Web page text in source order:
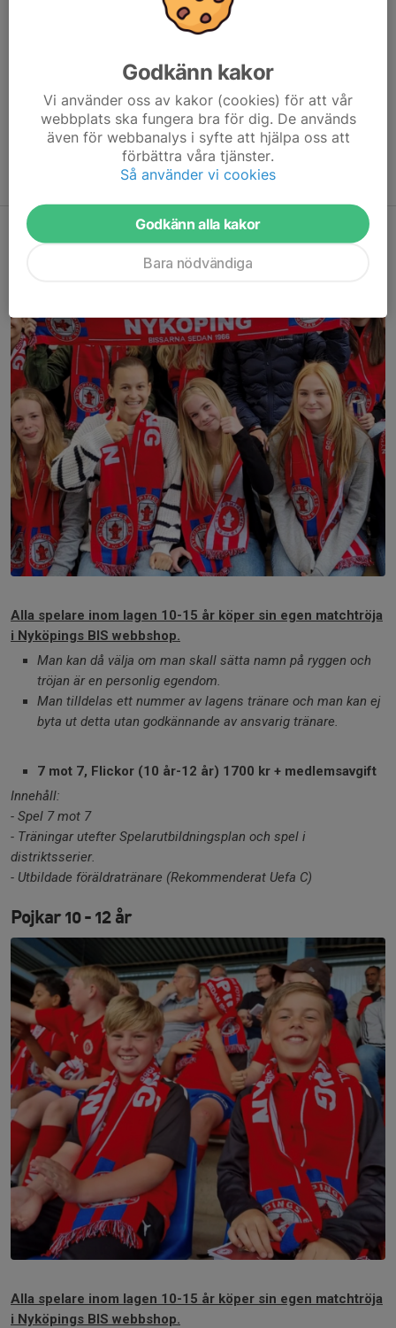
5 mot 5, Flickor och Pojkar (8-9 år) 1600 kr +
- Spel 5 mot 5
- Lån av matchtröja vid match.
- Träningar efter Spelarutbildningsplan och spel i zon och
- Grundutbildade föräldratränare (Rekommenderat SvFF D)
Flickor 10 år och äldre
Alla spelare inom lagen 10-15 år köper sin egen matchtröja
i Nyköpings BIS webbshop.
Man kan då välja om man skall sätta namn på ryggen och
tröjan är en personlig egendom.
Man tilldelas ett nummer av lagens tränare och man kan ej
byta ut detta utan godkännande av ansvarig tränare.
7 mot 7, Flickor (10 år-12 år) 1700 kr + medlemsavgift
Innehåll:
- Spel 7 mot 7
- Träningar utefter Spelarutbildningsplan och spel i
distriktsserier.
- Utbildade föräldratränare (Rekommenderat Uefa C)
Pojkar 10 - 12 år
Alla spelare inom lagen 10-15 år köper sin egen matchtröja
i Nyköpings BIS webbshop.
Godkänn kakor
Vi använder oss av kakor (cookies) för att vår
webbplats ska fungera bra för dig. De används
även för webbanalys i syfte att hjälpa oss att
förbättra våra tjänster.
Så använder vi cookies
Godkänn alla kakor
Bara nödvändiga